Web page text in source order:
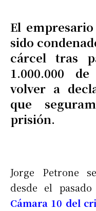
El
sido
cárcel tras
1.000.000
volver a
que
prisión.
Jorge Petrone
desde el
Cámara 10 del